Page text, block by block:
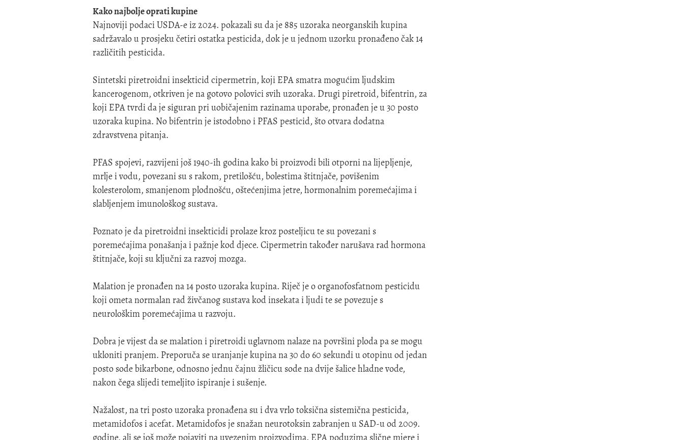
Kako najbolje oprati kupine
Najnoviji podaci USDA-e iz 2024. pokazali su da je 885 uzoraka neorganskih kupina
sadržavalo u prosjeku četiri ostatka pesticida, dok je u jednom uzorku pronađeno čak 14
različitih pesticida.
Sintetski piretroidni insekticid cipermetrin, koji EPA smatra mogućim ljudskim
kancerogenom, otkriven je na gotovo polovici svih uzoraka. Drugi piretroid, bifentrin, za
koji EPA tvrdi da je siguran pri uobičajenim razinama uporabe, pronađen je u 30 posto
uzoraka kupina. No bifentrin je istodobno i PFAS pesticid, što otvara dodatna
zdravstvena pitanja.
PFAS spojevi, razvijeni još 1940-ih godina kako bi proizvodi bili otporni na lijepljenje,
mrlje i vodu, povezani su s rakom, pretilošću, bolestima štitnjače, povišenim
kolesterolom, smanjenom plodnošću, oštećenjima jetre, hormonalnim poremećajima i
slabljenjem imunološkog sustava.
Poznato je da piretroidni insekticidi prolaze kroz posteljicu te su povezani s
poremećajima ponašanja i pažnje kod djece. Cipermetrin također narušava rad hormona
štitnjače, koji su ključni za razvoj mozga.
Malation je pronađen na 14 posto uzoraka kupina. Riječ je o organofosfatnom pesticidu
koji ometa normalan rad živčanog sustava kod insekata i ljudi te se povezuje s
neurološkim poremećajima u razvoju.
Dobra je vijest da se malation i piretroidi uglavnom nalaze na površini ploda pa se mogu
ukloniti pranjem. Preporuča se uranjanje kupina na 30 do 60 sekundi u otopinu od jedan
posto sode bikarbone, odnosno jednu čajnu žličicu sode na dvije šalice hladne vode,
nakon čega slijedi temeljito ispiranje i sušenje.
Nažalost, na tri posto uzoraka pronađena su i dva vrlo toksična sistemična pesticida,
metamidofos i acefat. Metamidofos je snažan neurotoksin zabranjen u SAD-u od 2009.
godine, ali se još može pojaviti na uvezenim proizvodima. EPA poduzima slične mjere i